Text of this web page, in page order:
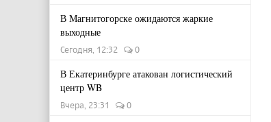
В Магнитогорске ожидаются жаркие
выходные
Сегодня, 12:32 0
В Екатеринбурге атакован логистический
центр WB
Вчера, 23:31 0